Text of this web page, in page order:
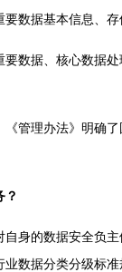
数据基本信息、存
据、核心数据处
理办法》明确了
？
的数据安全负主
数据分类分级标